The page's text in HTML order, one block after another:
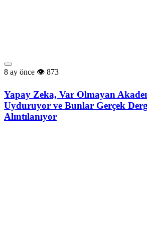
8 ay önce 873
Yapay Zeka, Var Olmayan
Uyduruyor ve Bunlar Gerçek
Alıntılanıyor